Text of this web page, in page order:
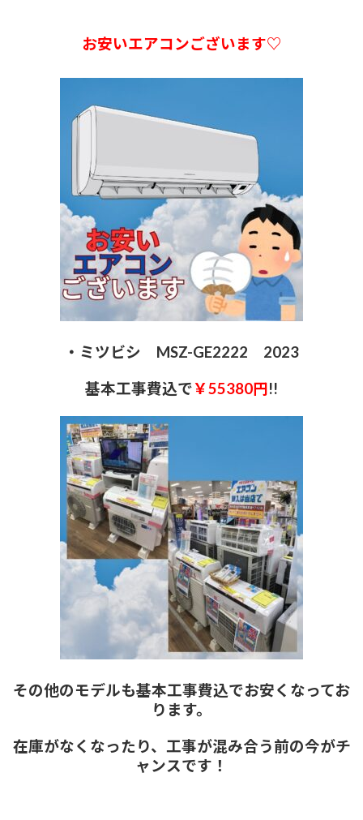
お安いエアコンございます♡
・ミツビシ MSZ-GE2222 2023
基本工事費込で￥55380円!!
その他のモデルも基本工事費込でお安くなってお
ります。
在庫がなくなったり、工事が混み合う前の今がチ
ャンスです！